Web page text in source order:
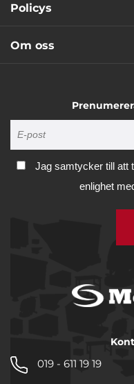
Policys
Om oss
Jag samtycker till att
enlighet
019 - 611 19 19